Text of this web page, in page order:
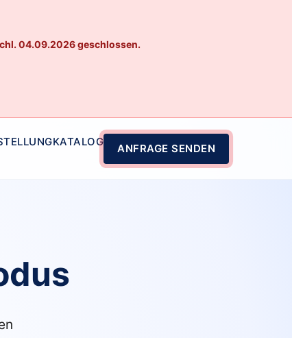
04.09.2026 geschlossen.
KATALOG
ANFRAGE SENDEN